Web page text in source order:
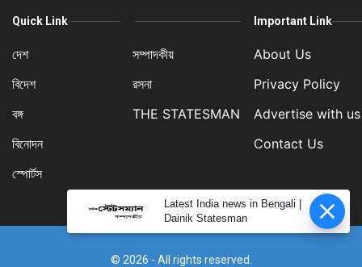
Quick Link
দেশ
বিদেশ
বঙ্গ
বিনোদন
স্পোর্টস
সম্পাদকীয়
রসনা
THE STATESMAN
Important Link
About Us
Privacy Policy
Advertise with us
Contact Us
© 2026 - All rights reserved.
Latest India news in Bengali |
Dainik Statesman